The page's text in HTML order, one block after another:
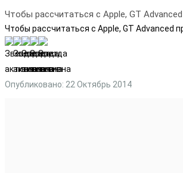
Чтобы рассчитаться с Apple, GT
Чтобы рассчитаться с Apple, GT Advanced
Опубликовано: 22 Октябрь 2014